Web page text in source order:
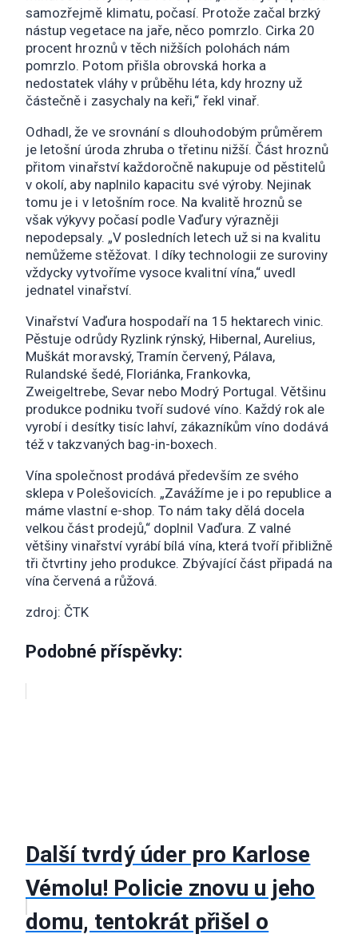
samozřejmě klimatu, počasí. Protože začal brzký
nástup vegetace na jaře, něco pomrzlo. Cirka 20
procent hroznů v těch nižších polohách nám
pomrzlo. Potom přišla obrovská horka a
nedostatek vláhy v průběhu léta, kdy hrozny už
částečně i zasychaly na keři,“ řekl vinař.
Odhadl, že ve srovnání s dlouhodobým průměrem
je letošní úroda zhruba o třetinu nižší. Část hroznů
přitom vinařství každoročně nakupuje od pěstitelů
v okolí, aby naplnilo kapacitu své výroby. Nejinak
tomu je i v letošním roce. Na kvalitě hroznů se
však výkyvy počasí podle Vaďury výrazněji
nepodepsaly. „V posledních letech už si na kvalitu
nemůžeme stěžovat. I díky technologii ze suroviny
vždycky vytvoříme vysoce kvalitní vína,“ uvedl
jednatel vinařství.
Vinařství Vaďura hospodaří na 15 hektarech vinic.
Pěstuje odrůdy Ryzlink rýnský, Hibernal, Aurelius,
Muškát moravský, Tramín červený, Pálava,
Rulandské šedé, Floriánka, Frankovka,
Zweigeltrebe, Sevar nebo Modrý Portugal. Většinu
produkce podniku tvoří sudové víno. Každý rok ale
vyrobí i desítky tisíc lahví, zákazníkům víno dodává
též v takzvaných bag-in-boxech.
Vína společnost prodává především ze svého
sklepa v Polešovicích. „Zavážíme je i po republice a
máme vlastní e-shop. To nám taky dělá docela
velkou část prodejů,“ doplnil Vaďura. Z valné
většiny vinařství vyrábí bílá vína, která tvoří přibližně
tři čtvrtiny jeho produkce. Zbývající část připadá na
vína červená a růžová.
zdroj: ČTK
Podobné příspěvky:
Další tvrdý úder pro Karlose
Vémolu! Policie znovu u jeho
domu, tentokrát přišel o